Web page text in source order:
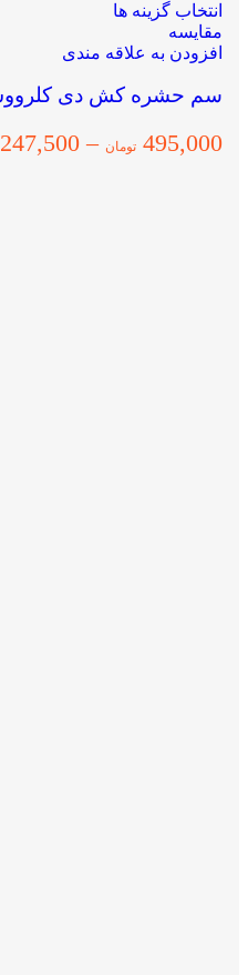
انتخاب گزینه ها
مقایسه
افزودن به علاقه مندی
سم حشره کش دی
495,000 تومان –
247,500